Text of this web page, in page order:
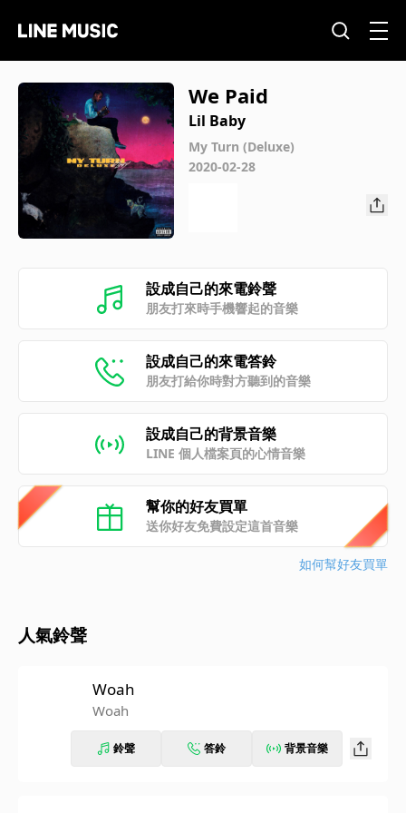
We Paid
Lil Baby
My Turn (Deluxe)
2020-02-28
設成自己的來電鈴聲
朋友打來時手機響起的音樂
設成自己的來電答鈴
朋友打給你時對方聽到的音樂
設成自己的背景音樂
LINE 個人檔案頁的心情音樂
幫你的好友買單
送你好友免費設定這首音樂
如何幫好友買單
人氣鈴聲
Woah
Woah
鈴聲 答鈴 背景音樂